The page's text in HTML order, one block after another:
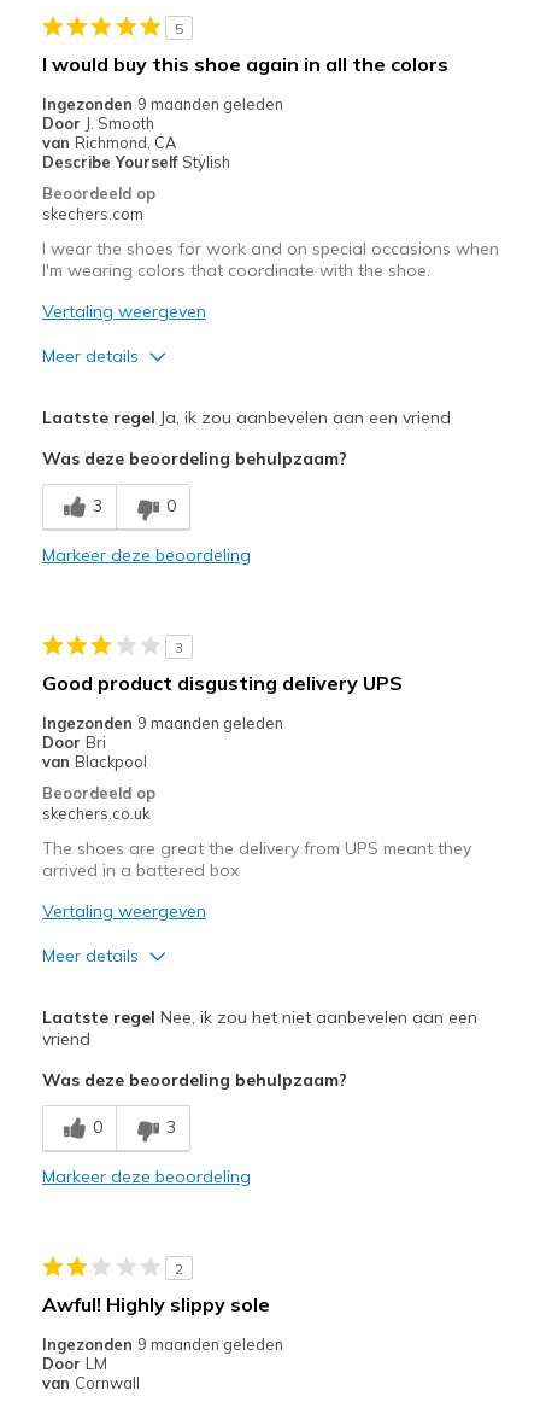
Casual Wear
Special Occasions
Sizing
Feels true to size
5
I would buy this shoe again in all the colors
Ingezonden 9 maanden geleden
Door J. Smooth
van Richmond, CA
Describe Yourself Stylish
Beoordeeld op
skechers.com
I wear the shoes for work and on special occasions when
I'm wearing colors that coordinate with the shoe.
Vertaling weergeven
Meer details
Breathe Well
Comfortable
Minpunten
Beste toepassingen
Casual Wear
Going Out
Sizing
Feels true to size
View On Shoes
Laatste regel Ja, ik zou aanbevelen aan een vriend
Was deze beoordeling behulpzaam?
3 0
Markeer deze beoordeling
3
Good product disgusting delivery UPS
Ingezonden 9 maanden geleden
Door Bri
van Blackpool
Beoordeeld op
skechers.co.uk
The shoes are great the delivery from UPS meant they
arrived in a battered box
Vertaling weergeven
Meer details
Comfortable
Width
Feels true to width
Sizing
Laatste regel Nee, ik zou het niet aanbevelen aan een
vriend
Was deze beoordeling behulpzaam?
0 3
Markeer deze beoordeling
2
Awful! Highly slippy sole
Ingezonden 9 maanden geleden
Door LM
van Cornwall